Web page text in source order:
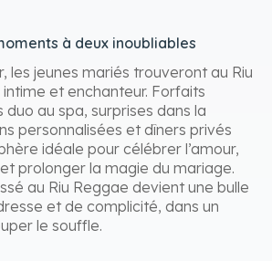
à deux inoubliables
les jeunes mariés trouveront au Riu
et enchanteur. Forfaits
duo au spa, surprises dans la
personnalisées et dîners privés
idéale pour célébrer l’amour,
prolonger la magie du mariage.
au Riu Reggae devient une bulle
et de complicité, dans un
le souffle.